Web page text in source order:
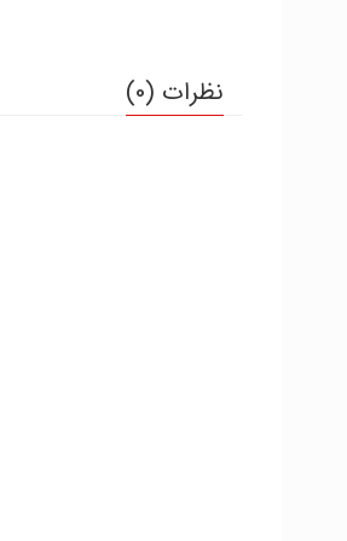
نظرات (0)